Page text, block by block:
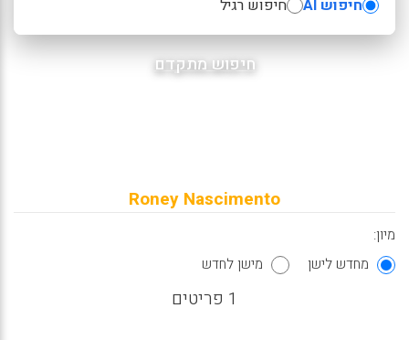
חיפוש AI חיפוש רגיל
חיפוש מתקדם
Roney Nascimento
מיון:
מחדש לישן
מישן לחדש
1 פריטים